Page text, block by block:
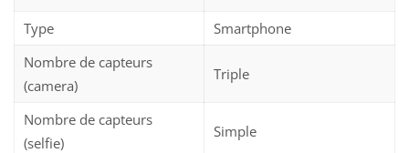
Type
Smartphone
Nombre de capteurs
(camera)
Triple
Nombre de capteurs
(selfie)
Simple